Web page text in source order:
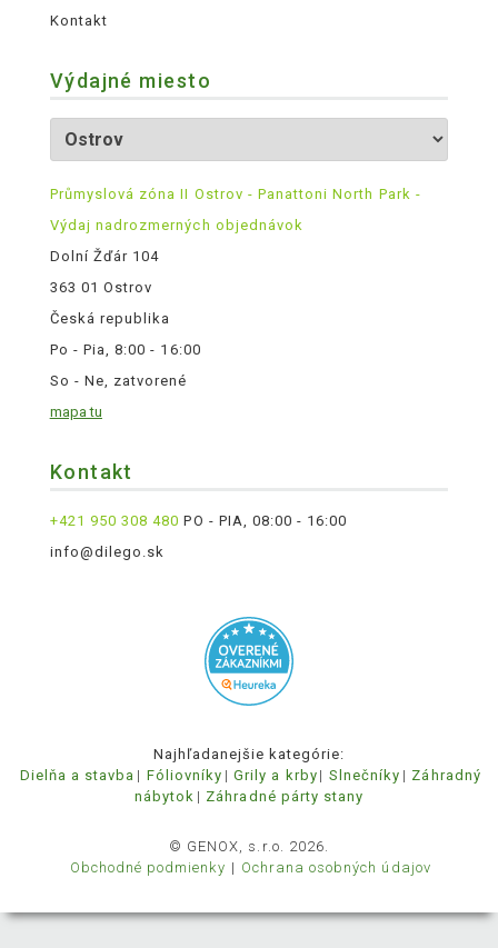
Kontakt
Výdajné miesto
Průmyslová zóna II Ostrov - Panattoni North Park -
Výdaj nadrozmerných objednávok
Dolní Žďár 104
363 01 Ostrov
Česká republika
Po - Pia, 8:00 - 16:00
So - Ne, zatvorené
mapa tu
Kontakt
+421 950 308 480 PO - PIA, 08:00 - 16:00
info@dilego.sk
Najhľadanejšie kategórie:
Dielňa a stavba
Fóliovníky Grily a krby Slnečníky
Záhradný
nábytok
Záhradné párty stany
© GENOX, s.r.o. 2026.
Obchodné podmienky
Ochrana osobných údajov